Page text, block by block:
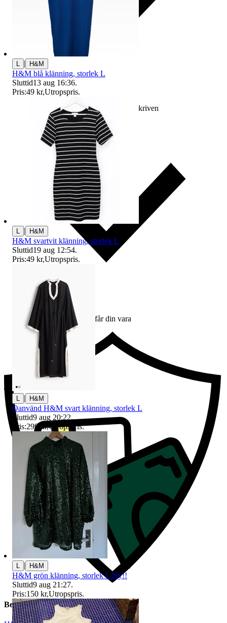
Ersättning om varan inte är som beskriven
Ersättning om du inte får din vara
Beskrivning
| H&M
H&M blå klänning, storlek L
Sluttid13 aug 16:36.
Pris:49 kr,Utropspris.
| H&M
H&M svartvit klänning, storlek L
Sluttid19 aug 12:54.
Pris:49 kr,Utropspris.
| H&M
Oanvänd H&M svart klänning, storlek L
Sluttid9 aug 20:22.
Pris:299 kr,Utropspris.
| H&M
H&M grön klänning, storlek L Ny!!
Sluttid9 aug 21:27.
Pris:150 kr,Utropspris.